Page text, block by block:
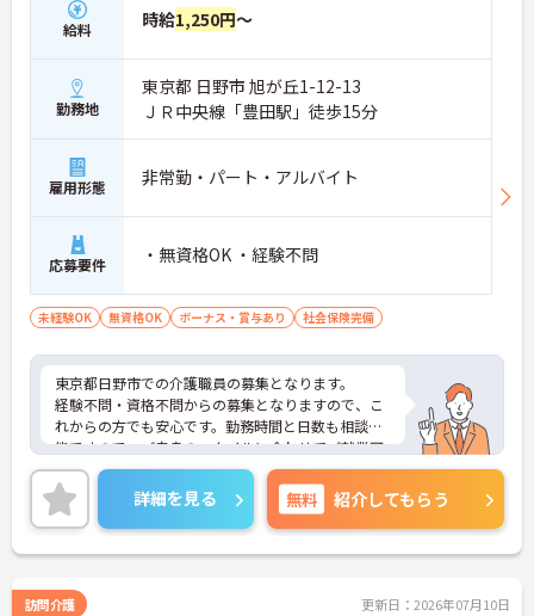
給料 時給1,250円～
勤務地
東京都 日野市 旭が丘1-12-13
ＪＲ中央線「豊田駅」徒歩15分
雇用形態 非常勤・パート・アルバイト
応募要件 ・無資格OK ・経験不問
未経験OK 無資格OK ボーナス・賞与あり 社会保険完備
東京都日野市での介護職員の募集となります。
経験不問・資格不問からの募集となりますので、こ
れからの方でも安心です。勤務時間と日数も相談可
能ですので、ご自身のスタイルに合わせてご就業可
能です♪ご興味のある方は面接のポイントをお伝え
しますので、お気軽にお問い合わせください。
詳細を見る 無料 紹介してもらう
訪問介護 更新日：2026年07月10日